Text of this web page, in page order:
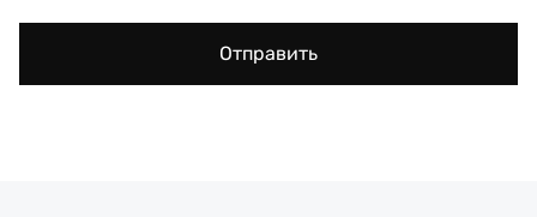
Отправить